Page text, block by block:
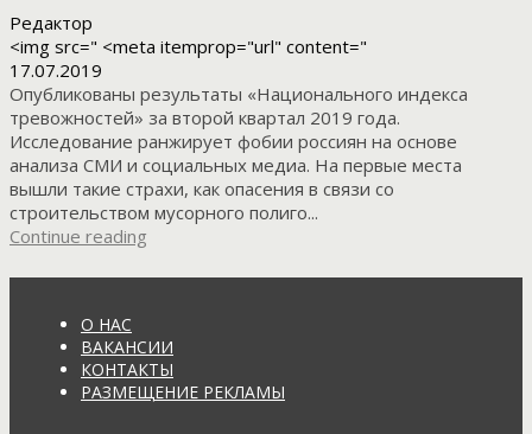
Редактор
<img src=" <meta itemprop="url" content="
17.07.2019
Опубликованы результаты «Национального индекса
тревожностей» за второй квартал 2019 года.
Исследование ранжирует фобии россиян на основе
анализа СМИ и социальных медиа. На первые места
вышли такие страхи, как опасения в связи со
строительством мусорного полиго...
Continue reading
О НАС
ВАКАНСИИ
КОНТАКТЫ
РАЗМЕЩЕНИЕ РЕКЛАМЫ